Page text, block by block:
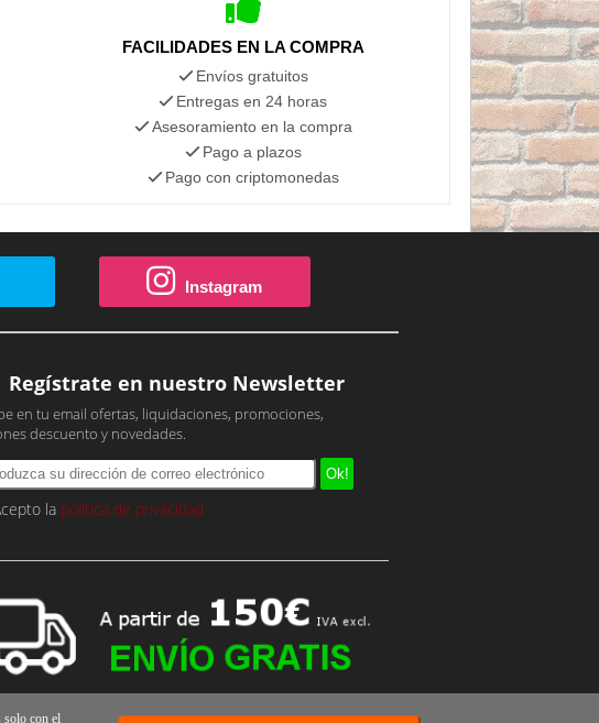
FACILIDADES EN LA COMPRA
Envíos gratuitos
Entregas en 24 horas
Asesoramiento en la compra
Pago a plazos
Pago con criptomonedas
Instagram
Regístrate en nuestro Newsletter
en tu email ofertas, liquidaciones, promociones,
descuento y novedades.
la política de privacidad
solo con el